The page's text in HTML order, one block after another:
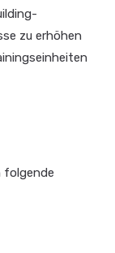
zu erhöhen
folgende